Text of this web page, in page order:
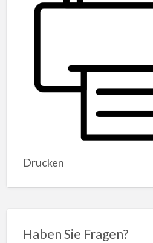
Drucken
Haben Sie Fragen?